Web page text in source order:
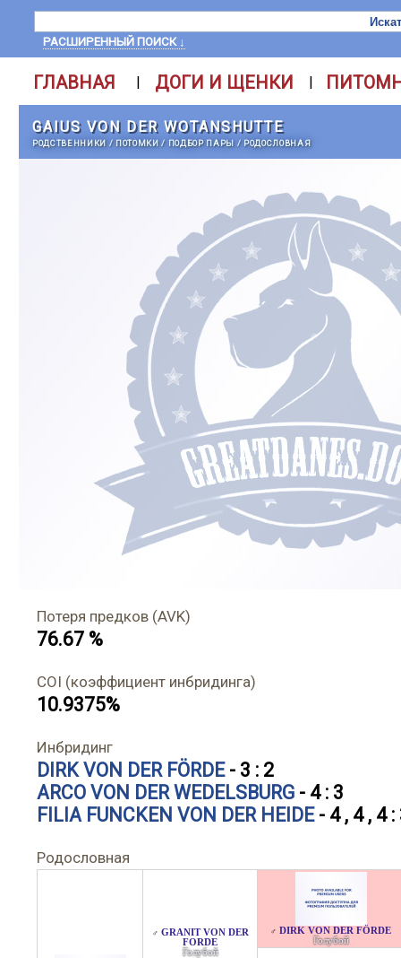
РАСШИРЕННЫЙ ПОИСК ↓
ГЛАВНАЯ | ДОГИ И ЩЕНКИ |
GAIUS VON DER WOTANSHUTTE
РОДСТВЕННИКИ / ПОТОМКИ/ ПОДБОР ПАРЫ / РОДОСЛОВНАЯ
Потеря предков (AVK)
76.67 %
COI (коэффициент инбридинга)
10.9375%
Инбридинг
DIRK VON DER FÖRDE- 3 : 2
ARCO VON DER WEDELSBURG - 4 : 3
FILIA FUNCKEN VON DER HEIDE- 4 , 4 , 4 :
Родословная
♂ GRANIT VON DER
FORDE
Голубой
♂ DIRK VON DER FÖRDE
Голубой